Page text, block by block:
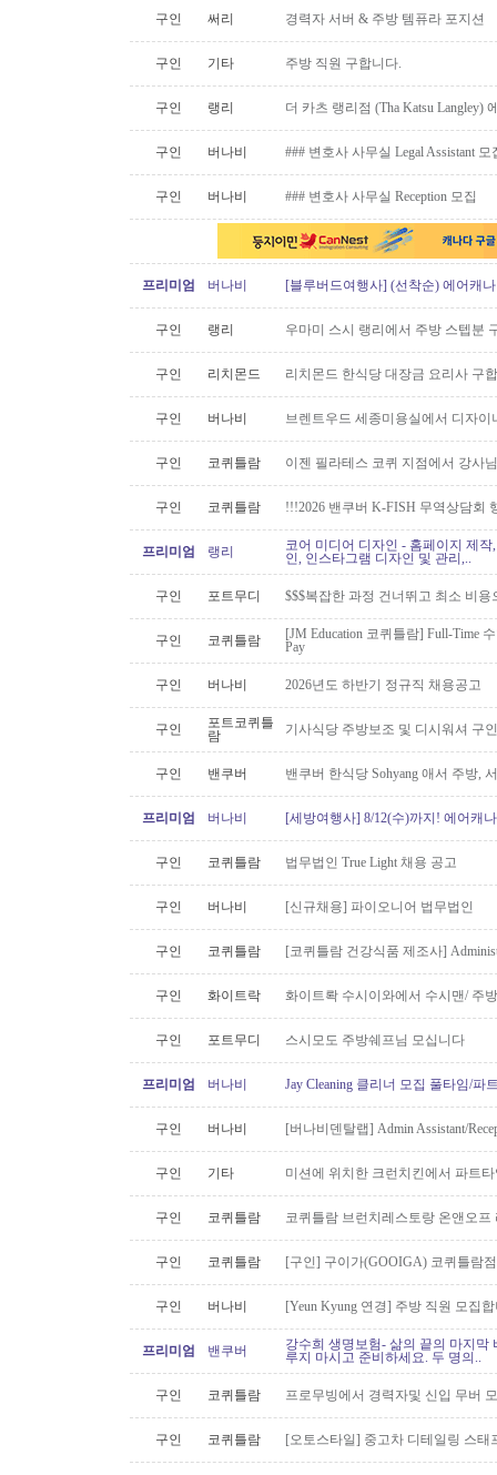
구인 써리 경력자 서버 & 주방 템퓨라 포지션
구인 기타 주방 직원 구합니다.
구인 랭리 더 카츠 랭리점 (Tha Katsu Langley)
구인 버나비 ### 변호사 사무실 Legal Assistant 모
구인 버나비 ### 변호사 사무실 Reception 모집
프리미엄 버나비 [블루버드여행사] (선착순) 에어캐
구인 랭리 우마미 스시 랭리에서 주방 스텝분
구인 리치몬드 리치몬드 한식당 대장금 요리사 구
구인 버나비 브렌트우드 세종미용실에서 디자이
구인 코퀴틀람 이젠 필라테스 코퀴 지점에서 강사
구인 코퀴틀람 !!!2026 밴쿠버 K-FISH 무역상담회
프리미엄 랭리
코어 미디어 디자인 - 홈페이지 제
인, 인스타그램 디자인 및 관리,..
구인 포트무디 $$$복잡한 과정 건너뛰고 최소 비
구인 코퀴틀람
[JM Education 코퀴틀람] Full-Time
Pay
구인 버나비 2026년도 하반기 정규직 채용공고
구인
포트코퀴틀
람
기사식당 주방보조 및 디시워셔 구
구인 밴쿠버 밴쿠버 한식당 Sohyang 애서 주방,
프리미엄 버나비 [세방여행사] 8/12(수)까지! 에어캐
구인 코퀴틀람 법무법인 True Light 채용 공고
구인 버나비 [신규채용] 파이오니어 법무법인
구인 코퀴틀람 [코퀴틀람 건강식품 제조사]
구인 화이트락 화이트롹 수시이와에서 수시맨/ 주
구인 포트무디 스시모도 주방쉐프님 모십니다
프리미엄 버나비 Jay Cleaning 클리너 모집 풀타임/파
구인 버나비 [버나비덴탈랩] Admin Assistant/
구인 기타 미션에 위치한 크런치킨에서 파트
구인 코퀴틀람 코퀴틀람 브런치레스토랑 온앤오
구인 코퀴틀람 [구인] 구이가(GOOIGA) 코퀴틀람
구인 버나비 [Yeun Kyung 연경] 주방 직원 모집
프리미엄 밴쿠버
강수희 생명보험- 삶의 끝의 마지막
루지 마시고 준비하세요. 두 명의..
구인 코퀴틀람 프로무빙에서 경력자및 신입 무버
구인 코퀴틀람 [오토스타일] 중고차 디테일링 스태